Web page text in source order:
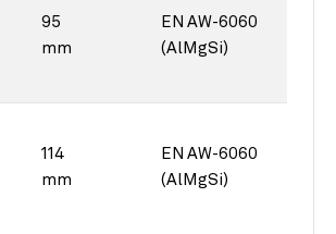
95
mm
EN AW-6060
(AlMgSi)
114
mm
EN AW-6060
(AlMgSi)